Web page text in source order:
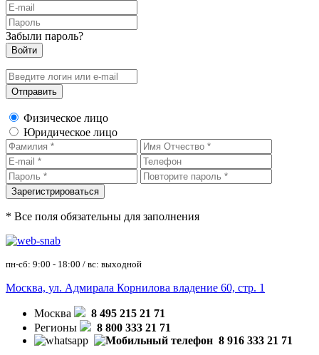
Забыли пароль?
Физическое лицо
Юридическое лицо
* Все поля обязательны для заполнения
пн-сб: 9:00 - 18:00 / вс: выходной
Москва, ул. Адмирала Корнилова владение 60, стр. 1
Москва
8 495 215 21 71
Регионы
8 800 333 21 71
8 916 333 21 71